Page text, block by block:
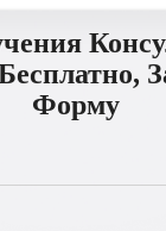
Форму